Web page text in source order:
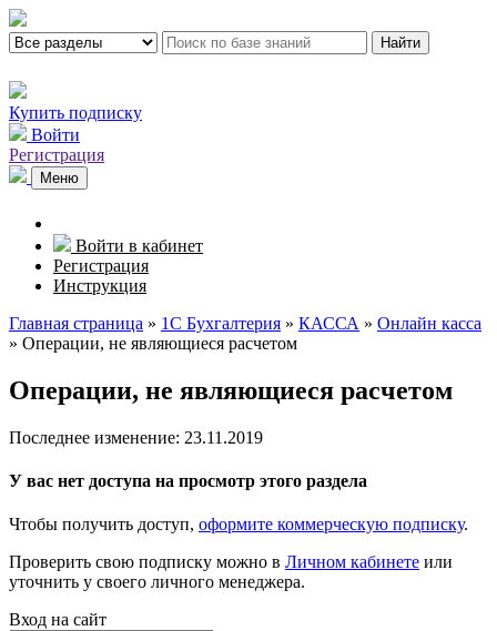
Найти
Купить подписку
Войти
Регистрация
Меню
Войти в кабинет
Регистрация
Инструкция
Главная страница » 1С Бухгалтерия » КАССА » Онлайн касса
» Операции, не являющиеся расчетом
Операции, не являющиеся расчетом
Последнее изменение: 23.11.2019
У вас нет доступа на просмотр этого раздела
Чтобы получить доступ, оформите коммерческую подписку.
Проверить свою подписку можно в Личном кабинете или
уточнить у своего личного менеджера.
Вход на сайт